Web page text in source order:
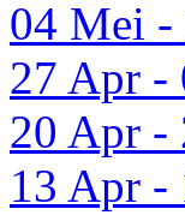
04 Mei -
27 Apr -
20 Apr -
13 Apr -